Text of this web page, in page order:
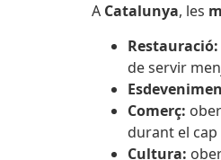
A Catalunya, les
Restauració:
de servir
Comerç:
durant el
Cultura: